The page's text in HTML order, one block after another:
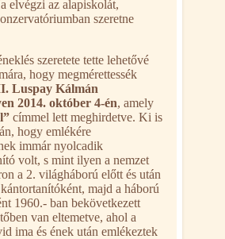
elvégzi az alapiskolát,
szeretne
szeretete tette lehetővé
hogy megmérettessék
Luspay Kálmán
2014. október 4-én, amely
címmel lett meghirdetve. Ki is
hogy emlékére
immár nyolcadik
volt, s mint ilyen a nemzet
a 2. világháború előtt és után
majd a háború
1960.- ban bekövetkezett
van eltemetve, ahol a
ima és ének után emlékeztek